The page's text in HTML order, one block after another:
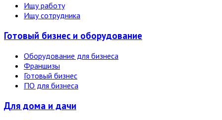
Ищу работу
Ищу сотрудника
Готовый бизнес и оборудование
Оборудование для бизнеса
Франшизы
Готовый бизнес
ПО для бизнеса
Для дома и дачи